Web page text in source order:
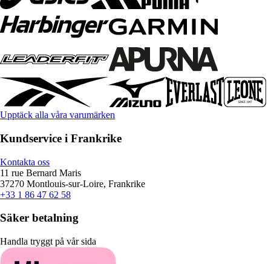
Upptäck alla våra varumärken
Kundservice i Frankrike
Kontakta oss
11 rue Bernard Maris
37270 Montlouis-sur-Loire, Frankrike
+33 1 86 47 62 58
Säker betalning
Handla tryggt på vår sida